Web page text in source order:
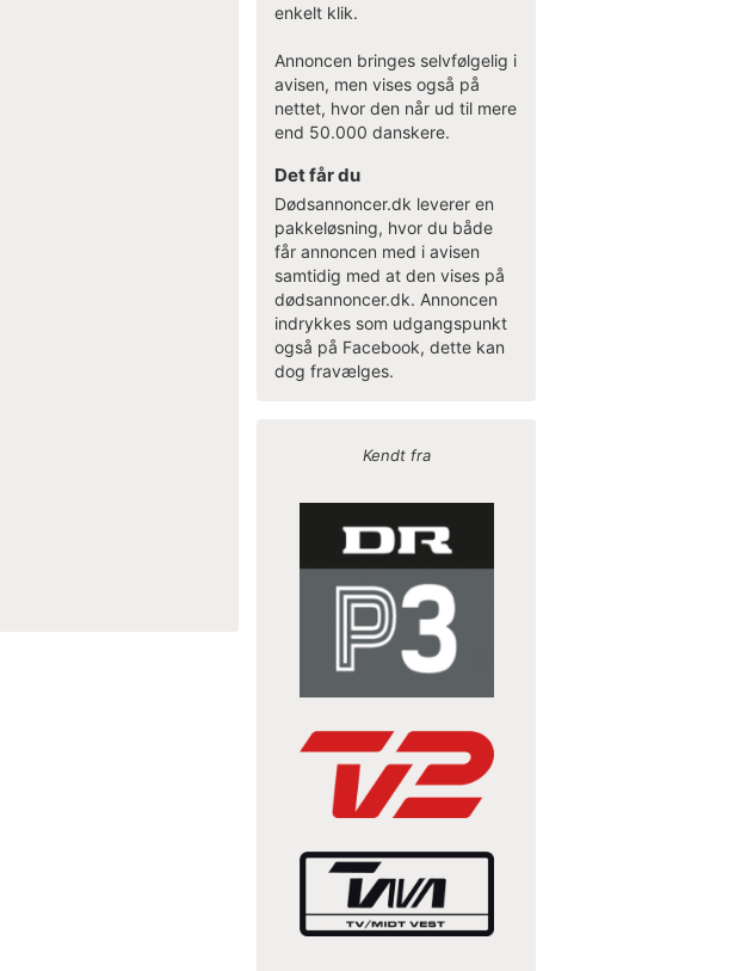
enkelt klik.
Annoncen bringes selvfølgelig i
avisen, men vises også på
nettet, hvor den når ud til mere
end 50.000 danskere.
Det får du
Dødsannoncer.dk leverer en
pakkeløsning, hvor du både
får annoncen med i avisen
samtidig med at den vises på
dødsannoncer.dk. Annoncen
indrykkes som udgangspunkt
også på Facebook, dette kan
dog fravælges.
Kendt fra